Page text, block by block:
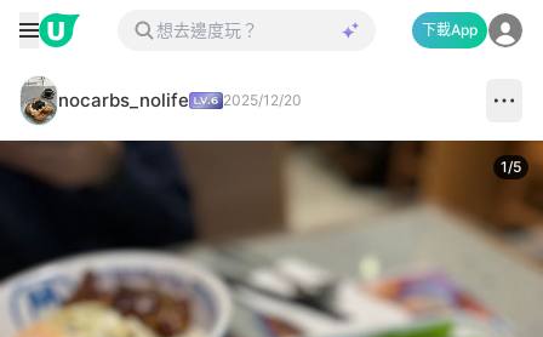
下載App
nocarbs_nolife 2025/12/20
1/5